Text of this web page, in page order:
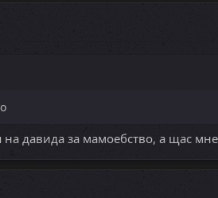
давида за мамоебство, а щас